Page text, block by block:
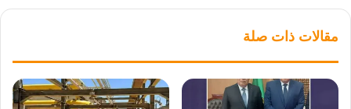
مقالات ذات صلة